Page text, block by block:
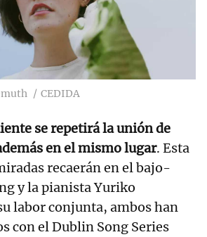
CEDIDA
se repetirá la unión de
en el mismo lugar. Esta
recaerán en el bajo-
y la pianista Yuriko
labor conjunta, ambos han
con el Dublin Song Series